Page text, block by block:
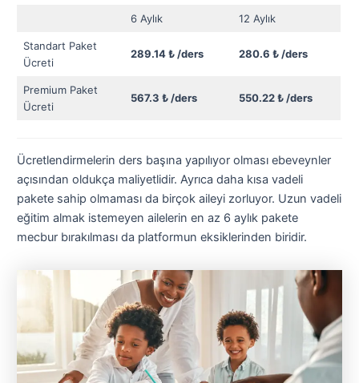
6 Aylık 12 Aylık
Standart Paket
Ücreti
289.14 ₺ /ders 280.6 ₺ /ders
Premium Paket
Ücreti
‎567.3 ₺ /ders 550.22 ₺ /ders
Ücretlendirmelerin ders başına yapılıyor olması ebeveynler
açısından oldukça maliyetlidir. Ayrıca daha kısa vadeli
pakete sahip olmaması da birçok aileyi zorluyor. Uzun vadeli
eğitim almak istemeyen ailelerin en az 6 aylık pakete
mecbur bırakılması da platformun eksiklerinden biridir.